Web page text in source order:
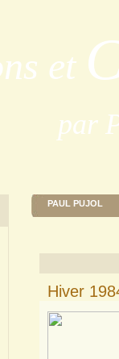
et
par
PAUL PUJOL
Hiver